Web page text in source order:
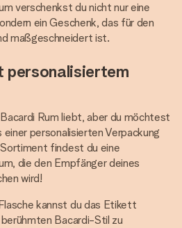
verschenkst du nicht nur eine
ein Geschenk, das für den
maßgeschneidert ist.
personalisiertem
Rum liebt, aber du möchtest
personalisierten Verpackung
findest du eine
die den Empfänger deines
wird!
kannst du das Etikett
Bacardi-Stil zu